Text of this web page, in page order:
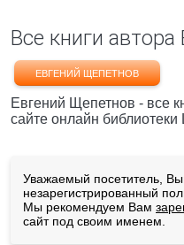
Все книги
ЕВГЕНИЙ ЩЕПЕТНОВ
Евгений Щепетнов - все
сайте онлайн библиотеки
Уважаемый посетитель,
незарегистрированный
Мы рекомендуем Вам
сайт под своим именем.